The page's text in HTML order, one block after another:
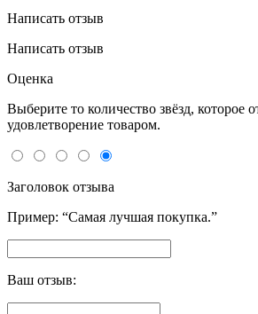
Написать отзыв
Написать отзыв
Оценка
Выберите то количество звёзд, которое
удовлетворение товаром.
Заголовок отзыва
Пример: “Самая лучшая покупка.”
Ваш отзыв: